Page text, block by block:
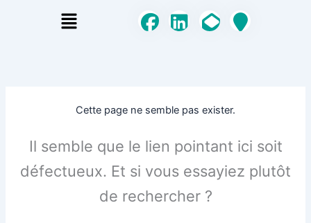
Menu
Cette page ne semble pas exister.
Il semble que le lien pointant ici soit
défectueux. Et si vous essayiez plutôt
de rechercher ?